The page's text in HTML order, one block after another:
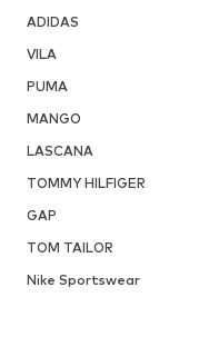
ADIDAS
VILA
PUMA
MANGO
LASCANA
TOMMY HILFIGER
GAP
TOM TAILOR
Nike Sportswear